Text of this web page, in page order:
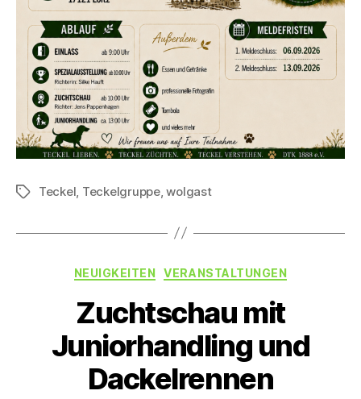
Schlagwörter
Teckel, Teckelgruppe,wolgast
Kategorien
NEUIGKEITEN VERANSTALTUNGEN
Zuchtschau mit
Juniorhandling und
Dackelrennen